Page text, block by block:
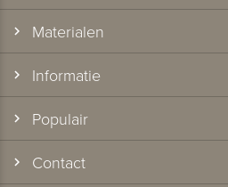
Materialen
Informatie
Populair
Contact